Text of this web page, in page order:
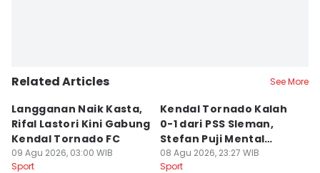
Related Articles See More
Langganan Naik Kasta,
Rifal Lastori Kini Gabung
Kendal Tornado FC
09 Agu 2026, 03:00 WIB
Sport
Kendal Tornado Kalah
0-1 dari PSS Sleman,
Stefan Puji Mental
Pemain
08 Agu 2026, 23:27 WIB
Sport